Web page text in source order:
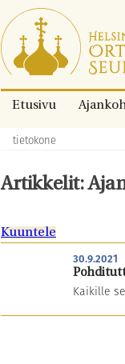
Siirry
suoraan
sisältöön.
Etusivu
Murupolku:
tietokone
Artikkelit:
Kuuntele
30.9.2021
Kaikille